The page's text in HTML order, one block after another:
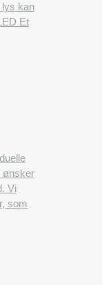
lys kan
Et
ønsker
Vi
som